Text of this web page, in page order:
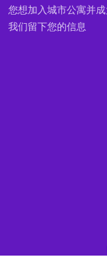
您想加入城市公寓并
我们留下您的信息